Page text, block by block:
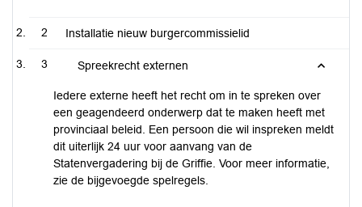
2 Installatie nieuw burgercommissielid
3 Spreekrecht externen
Iedere externe heeft het recht om in te spreken over
een geagendeerd onderwerp dat te maken heeft met
provinciaal beleid. Een persoon die wil inspreken meldt
dit uiterlijk 24 uur voor aanvang van de
Statenvergadering bij de Griffie. Voor meer informatie,
zie de bijgevoegde spelregels.